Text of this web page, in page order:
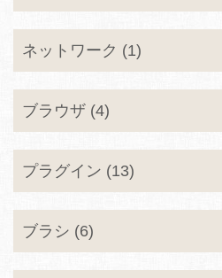
ネットワーク (1)
ブラウザ (4)
プラグイン (13)
ブラシ (6)